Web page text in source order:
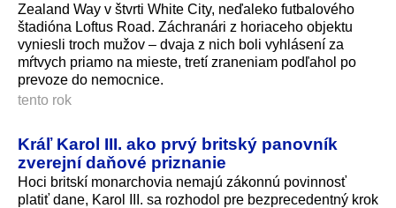
Zealand Way v štvrti White City, neďaleko futbalového
štadióna Loftus Road. Záchranári z horiaceho objektu
vyniesli troch mužov – dvaja z nich boli vyhlásení za
mŕtvych priamo na mieste, tretí zraneniam podľahol po
prevoze do nemocnice.
tento rok
Kráľ Karol III. ako prvý britský panovník
zverejní daňové priznanie
Hoci britskí monarchovia nemajú zákonnú povinnosť
platiť dane, Karol III. sa rozhodol pre bezprecedentný krok